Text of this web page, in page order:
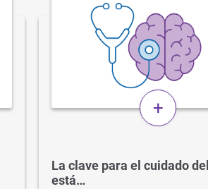
+
La clave para el cuidado
está…